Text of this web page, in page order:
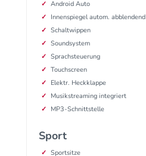
Android Auto
Innenspiegel autom. abblendend
Schaltwippen
Soundsystem
Sprachsteuerung
Touchscreen
Elektr. Heckklappe
Musikstreaming integriert
MP3-Schnittstelle
Sport
Sportsitze